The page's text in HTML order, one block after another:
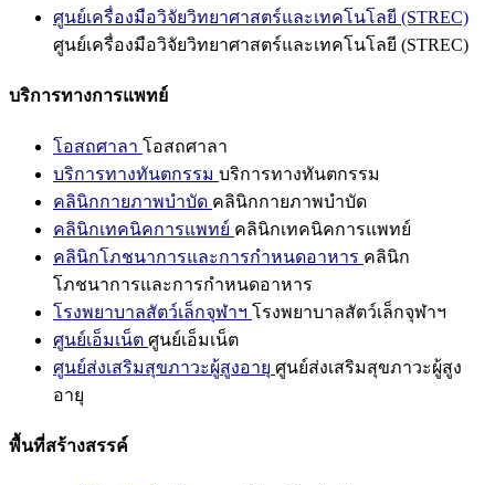
ศูนย์เครื่องมือวิจัยวิทยาศาสตร์และเทคโนโลยี (STREC)
ศูนย์เครื่องมือวิจัยวิทยาศาสตร์และเทคโนโลยี (STREC)
บริการทางการแพทย์
โอสถศาลา โอสถศาลา
บริการทางทันตกรรม บริการทางทันตกรรม
คลินิกกายภาพบำบัด คลินิกกายภาพบำบัด
คลินิกเทคนิคการแพทย์ คลินิกเทคนิคการแพทย์
คลินิกโภชนาการและการกำหนดอาหาร คลินิก
โภชนาการและการกำหนดอาหาร
โรงพยาบาลสัตว์เล็กจุฬาฯ โรงพยาบาลสัตว์เล็กจุฬาฯ
ศูนย์เอ็มเน็ต ศูนย์เอ็มเน็ต
ศูนย์ส่งเสริมสุขภาวะผู้สูงอายุ ศูนย์ส่งเสริมสุขภาวะผู้สูง
อายุ
พื้นที่สร้างสรรค์